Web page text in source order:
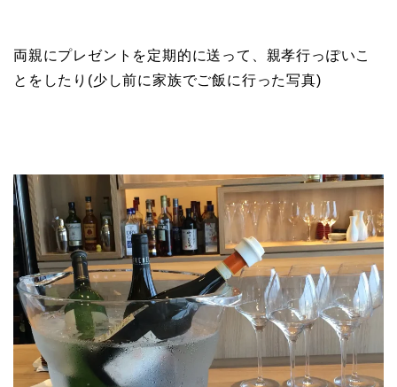
両親にプレゼントを定期的に送って、親孝行っぽいこ
とをしたり(少し前に家族でご飯に行った写真)